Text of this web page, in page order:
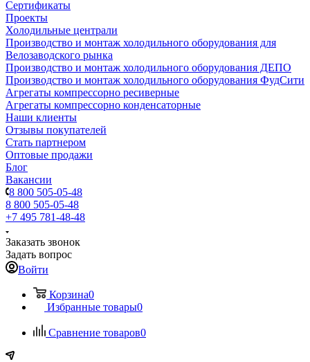
Сертификаты
Проекты
Холодильные централи
Производство и монтаж холодильного оборудования для
Велозаводского рынка
Производство и монтаж холодильного оборудования ДЕПО
Производство и монтаж холодильного оборудования ФудСити
Агрегаты компрессорно ресиверные
Агрегаты компрессорно конденсаторные
Наши клиенты
Отзывы покупателей
Стать партнером
Оптовые продажи
Блог
Вакансии
8 800 505-05-48
8 800 505-05-48
+7 495 781-48-48
Заказать звонок
Задать вопрос
Войти
Корзина0
Избранные товары0
Сравнение товаров0